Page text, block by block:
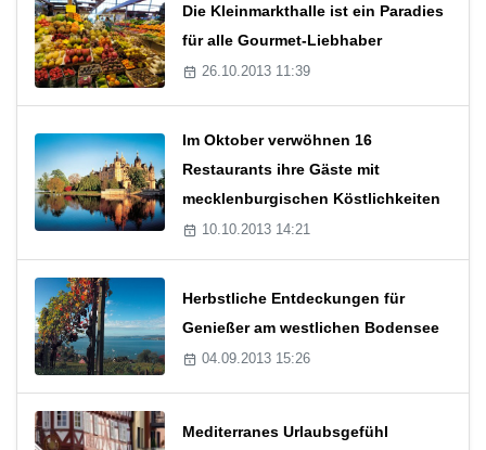
Die Kleinmarkthalle ist ein Paradies
für alle Gourmet-Liebhaber
26.10.2013 11:39
Im Oktober verwöhnen 16
Restaurants ihre Gäste mit
mecklenburgischen Köstlichkeiten
10.10.2013 14:21
Herbstliche Entdeckungen für
Genießer am westlichen Bodensee
04.09.2013 15:26
Mediterranes Urlaubsgefühl